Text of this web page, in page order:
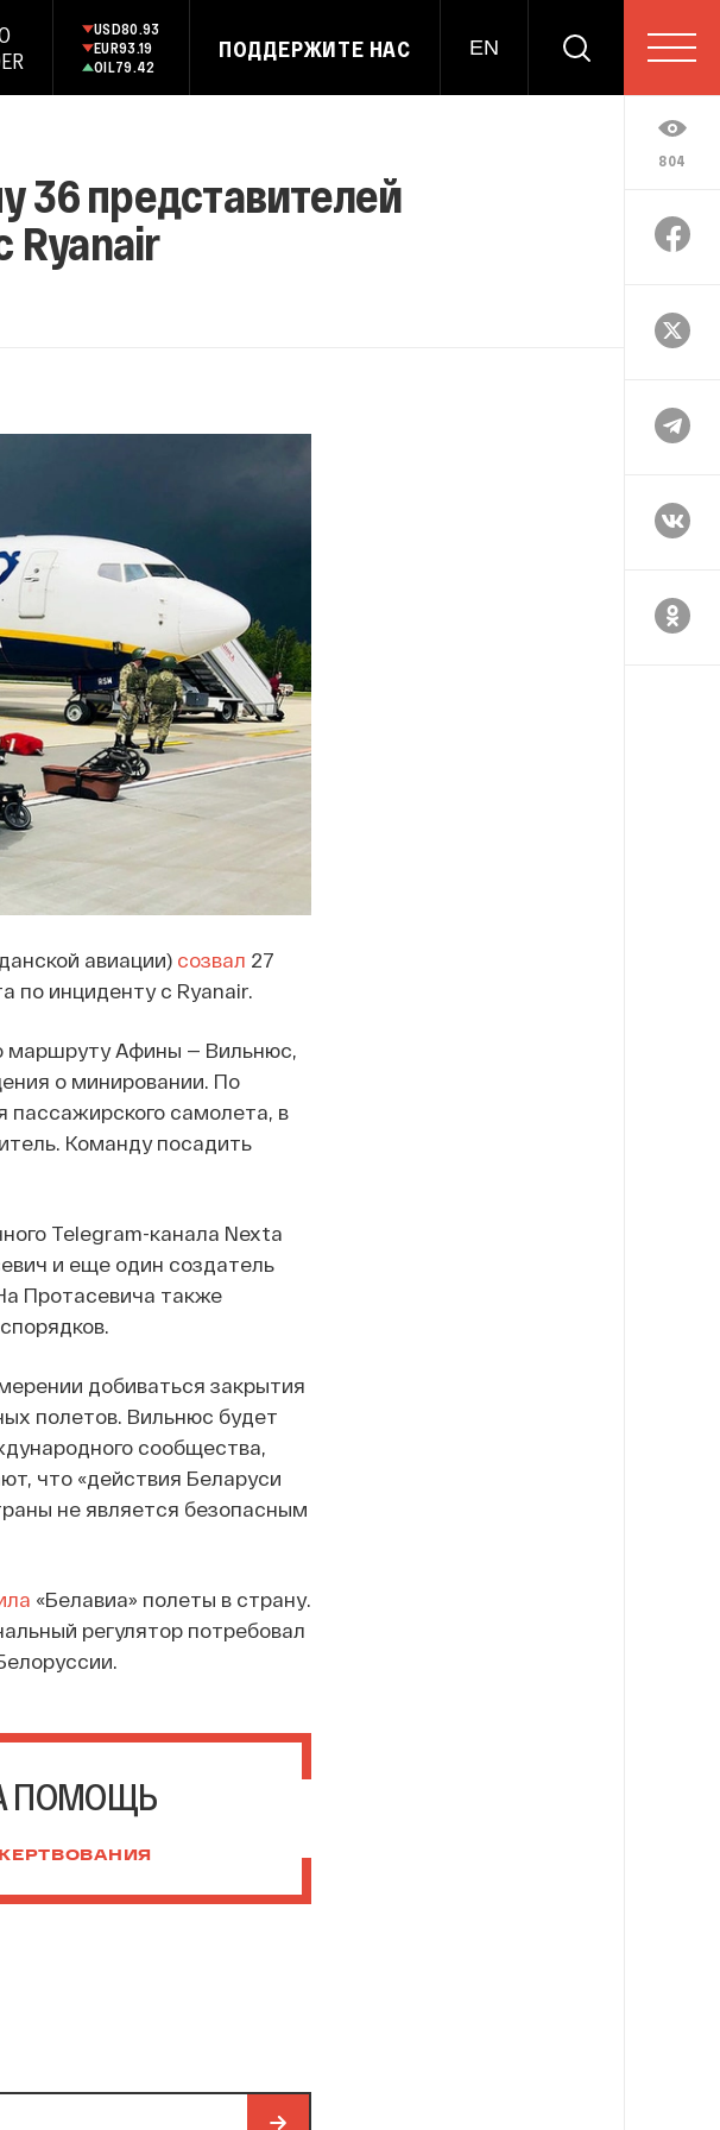
USD80.93
EUR93.19
OIL79.42
ПОДДЕРЖИТЕ НАС EN
804
36 представителей
Ryanair
авиации) созвал 27
по инциденту с Ryanair.
маршруту Афины — Вильнюс,
о минировании. По
самолета, в
Команду посадить
Telegram-канала Nexta
и еще один создатель
Протасевича также
добиваться закрытия
полетов. Вильнюс будет
сообщества,
что «действия Беларуси
не является безопасным
«Белавиа» полеты в страну.
регулятор потребовал
ПОМОЩЬ